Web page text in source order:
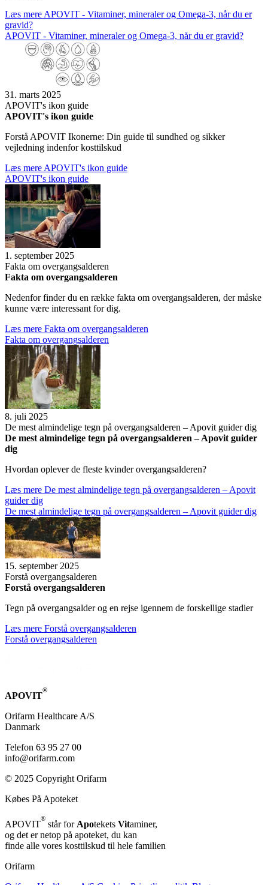
Læs mereAPOVIT - Vita­mi­ner, mine­ra­ler og Omega-3, når du er
gravid?
APOVIT - Vita­mi­ner, mine­ra­ler og Omega-3, når du er gravid?
31. marts 2025
APOVIT's ikon guide
APOVIT's ikon guide
Forstå APOVIT Ikonerne: Din guide til sundhed og sikker
vejledning indenfor kosttilskud
Læs mereAPOVIT's ikon guide
APOVIT's ikon guide
1. september 2025
Fakta om over­gangs­al­de­ren
Fakta om over­gangs­al­de­ren
Nedenfor finder du en række fakta om overgangsalderen, der måske
kunne være interessant for dig.
Læs mere Fakta om over­gangs­al­de­ren
Fakta om over­gangs­al­de­ren
8. juli 2025
De mest almin­de­lige tegn på over­gangs­al­de­ren – Apovit gui­der dig
De mest almin­de­lige tegn på over­gangs­al­de­ren – Apovit gui­der
dig
Hvordan oplever de fleste kvinder overgangsalderen?
Læs mere De mest almin­de­lige tegn på over­gangs­al­de­ren – Apovit
gui­der dig
De mest almin­de­lige tegn på over­gangs­al­de­ren – Apovit gui­der dig
15. september 2025
For­stå over­gangs­al­de­ren
For­stå over­gangs­al­de­ren
Tegn på overgangsalder og en rejse igennem de forskellige stadier
Læs mere For­stå over­gangs­al­de­ren
For­stå over­gangs­al­de­ren
APOVIT
®
Orifarm Healthcare A/S
Danmark
Telefon 63 95 27 00
info@orifarm.com
© 2025 Copyright Orifarm
Købes På Apoteket
APOVIT
®
står for Apotekets Vitaminer,
og det er netop på apoteket, du kan
finde alle vores kosttilskud til hele familien
Orifarm